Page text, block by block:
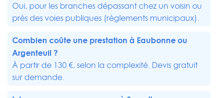
Oui, pour les branches dépassant chez un voisin ou
près des voies publiques (règlements municipaux).
Combien coûte une prestation à Eaubonne ou
Argenteuil ?
À partir de 130 €, selon la complexité. Devis gratuit
sur demande.